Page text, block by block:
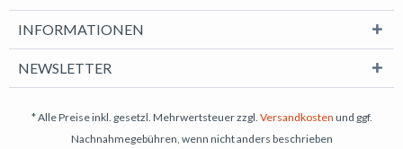
INFORMATIONEN
NEWSLETTER
* Alle Preise inkl. gesetzl. Mehrwertsteuer zzgl. Versandkosten und ggf.
Nachnahmegebühren, wenn nicht anders beschrieben